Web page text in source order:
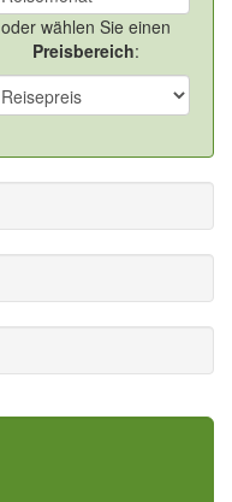
oder wählen Sie einen
Preisbereich: